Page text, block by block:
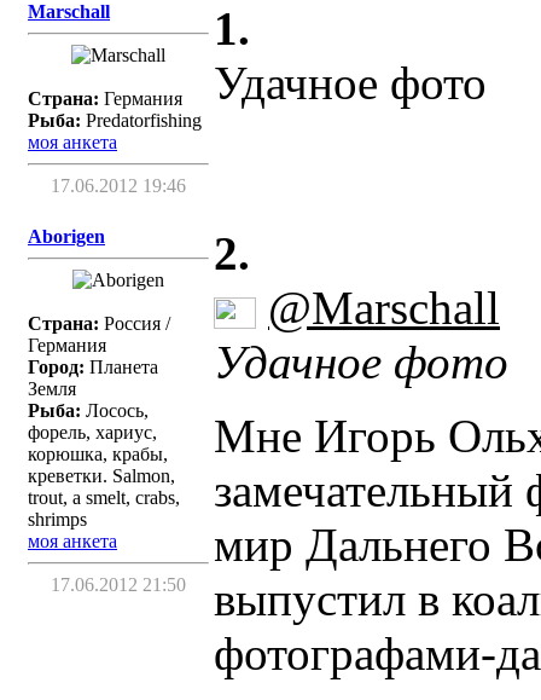
Marschall
Страна: Германия
Рыба: Predatorfishing
моя анкета
17.06.2012 19:46
1.
Удачное фото
Aborigen
Страна: Россия /
Германия
Город: Планета
Земля
Рыба: Лосось,
форель, хариус,
корюшка, крабы,
креветки. Salmon,
trout, a smelt, crabs,
shrimps
моя анкета
17.06.2012 21:50
2.
@Marschall
Удачное фото
Мне Игорь
мир Дальнего
выпустил в
фотографами-